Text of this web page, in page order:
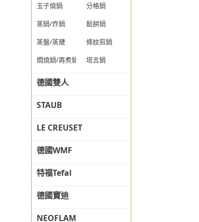
玉子燒鍋
分格鍋
蒸鍋/炸鍋
鬆餅鍋
蒸盤/蒸籠
條紋煎鍋
燜燒鍋/再煮鍋
塔吉鍋
德國雙人
STAUB
LE CREUSET
德國WMF
特福Tefal
德國寶迪
NEOFLAM